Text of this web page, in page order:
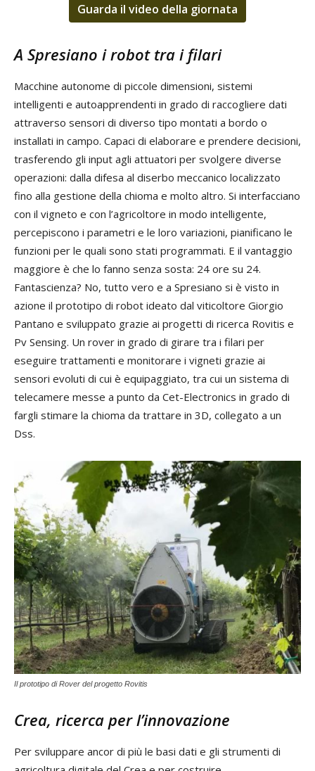
Guarda il video della giornata
A Spresiano i robot tra i filari
Macchine autonome di piccole dimensioni, sistemi
intelligenti e autoapprendenti in grado di raccogliere dati
attraverso sensori di diverso tipo montati a bordo o
installati in campo. Capaci di elaborare e prendere decisioni,
trasferendo gli input agli attuatori per svolgere diverse
operazioni: dalla difesa al diserbo meccanico localizzato
fino alla gestione della chioma e molto altro. Si interfacciano
con il vigneto e con l’agricoltore in modo intelligente,
percepiscono i parametri e le loro variazioni, pianificano le
funzioni per le quali sono stati programmati. E il vantaggio
maggiore è che lo fanno senza sosta: 24 ore su 24.
Fantascienza? No, tutto vero e a Spresiano si è visto in
azione il prototipo di robot ideato dal viticoltore Giorgio
Pantano e sviluppato grazie ai progetti di ricerca Rovitis e
Pv Sensing. Un rover in grado di girare tra i filari per
eseguire trattamenti e monitorare i vigneti grazie ai
sensori evoluti di cui è equipaggiato, tra cui un sistema di
telecamere messe a punto da Cet-Electronics in grado di
fargli stimare la chioma da trattare in 3D, collegato a un
Dss.
Il prototipo di Rover del progetto Rovitis
Crea, ricerca per l’innovazione
Per sviluppare ancor di più le basi dati e gli strumenti di